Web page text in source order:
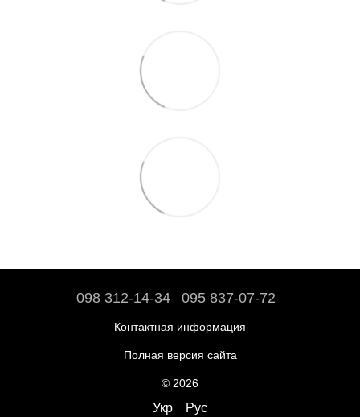
098 312-14-34 095 837-07-72
Контактная информация
Полная версия сайта
© 2026
Укр Рус